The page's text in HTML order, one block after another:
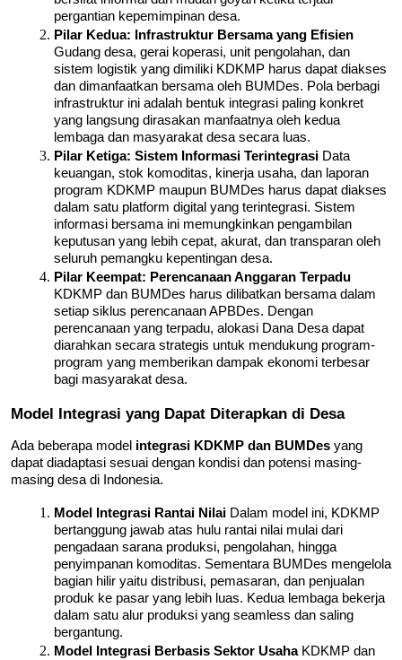
pergantian kepemimpinan desa.
Pilar Kedua: Infrastruktur Bersama yang Efisien
Gudang desa, gerai koperasi, unit pengolahan, dan
sistem logistik yang dimiliki KDKMP harus dapat diakses
dan dimanfaatkan bersama oleh BUMDes. Pola berbagi
infrastruktur ini adalah bentuk integrasi paling konkret
yang langsung dirasakan manfaatnya oleh kedua
lembaga dan masyarakat desa secara luas.
Pilar Ketiga: Sistem Informasi Terintegrasi Data
keuangan, stok komoditas, kinerja usaha, dan laporan
program KDKMP maupun BUMDes harus dapat diakses
dalam satu platform digital yang terintegrasi. Sistem
informasi bersama ini memungkinkan pengambilan
keputusan yang lebih cepat, akurat, dan transparan oleh
seluruh pemangku kepentingan desa.
Pilar Keempat: Perencanaan Anggaran Terpadu
KDKMP dan BUMDes harus dilibatkan bersama dalam
setiap siklus perencanaan APBDes. Dengan
perencanaan yang terpadu, alokasi Dana Desa dapat
diarahkan secara strategis untuk mendukung program-
program yang memberikan dampak ekonomi terbesar
bagi masyarakat desa.
Model Integrasi yang Dapat Diterapkan di Desa
Ada beberapa model integrasi KDKMP dan BUMDes yang
dapat diadaptasi sesuai dengan kondisi dan potensi masing-
masing desa di Indonesia.
Model Integrasi Rantai Nilai Dalam model ini, KDKMP
bertanggung jawab atas hulu rantai nilai mulai dari
pengadaan sarana produksi, pengolahan, hingga
penyimpanan komoditas. Sementara BUMDes mengelola
bagian hilir yaitu distribusi, pemasaran, dan penjualan
produk ke pasar yang lebih luas. Kedua lembaga bekerja
dalam satu alur produksi yang seamless dan saling
bergantung.
Model Integrasi Berbasis Sektor Usaha KDKMP dan